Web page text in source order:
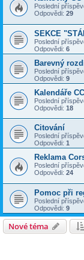
Poslední
Odpovědi: 29
SEKCE
Poslední
Odpovědi: 6
Barevný
Poslední
Odpovědi: 9
Kalendáře
Poslední
Odpovědi: 18
Citování
Poslední
Odpovědi: 1
Reklama
Poslední
Odpovědi: 24
Pomoc při
Poslední
Odpovědi: 9
Nové téma